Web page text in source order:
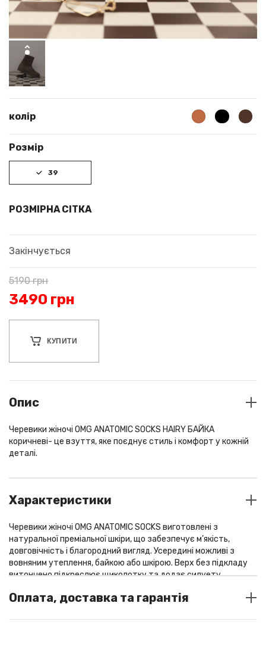
колір
Розмір
39
РОЗМІРНА СІТКА
Закінчується
5190грн
3490 грн
КУПИТИ
Опис
Черевики жіночі OMG ANATOMIC SOCKS HAIRY БАЙКА
коричневі- це взуття, яке поєднує стиль і комфорт у кожній
деталі.
Характеристики
Черевики жіночі OMG ANATOMIC SOCKS виготовлені з
натуральної преміальної шкіри, що забезпечує м’якість,
довговічність і благородний вигляд. Усередині можливі з
вовняним утеплення, байкою або шкірою. Верх без підкладу
витончено підкреслює щиколотку та додає силуету
Особливість моделі OMG ANATOMIC SOCKS – це анатомічна
форма колодки, завдяки якій пальці залишаються у свободі, а
Оплата, доставка та гарантія